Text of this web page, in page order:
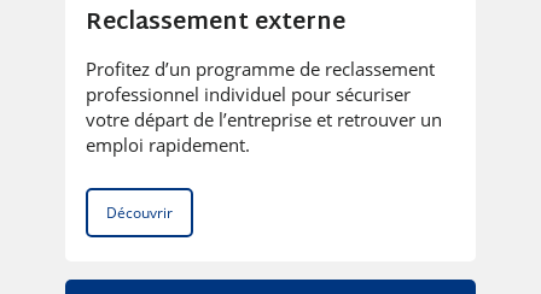
Reclassement externe
Profitez d’un programme de reclassement
professionnel individuel pour sécuriser
votre départ de l’entreprise et retrouver un
emploi rapidement.
Découvrir